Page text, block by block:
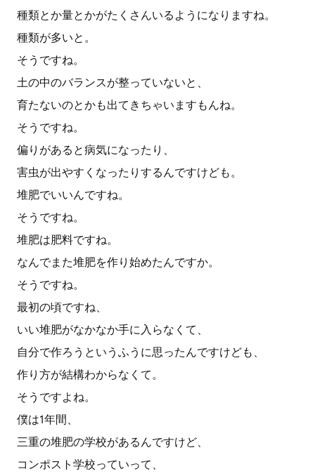
種類とか量とかがたくさんいるようになりますね。
種類が多いと。
そうですね。
土の中のバランスが整っていないと、
育たないのとかも出てきちゃいますもんね。
そうですね。
偏りがあると病気になったり、
害虫が出やすくなったりするんですけども。
堆肥でいいんですね。
そうですね。
堆肥は肥料ですね。
なんでまた堆肥を作り始めたんですか。
そうですね。
最初の頃ですね、
いい堆肥がなかなか手に入らなくて、
自分で作ろうというふうに思ったんですけども、
作り方が結構わからなくて。
そうですよね。
僕は1年間、
三重の堆肥の学校があるんですけど、
コンポスト学校っていって、